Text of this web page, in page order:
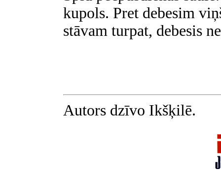
kupols. Pret debesim
stāvam turpat, debesis
Autors dzīvo Ikšķilē.